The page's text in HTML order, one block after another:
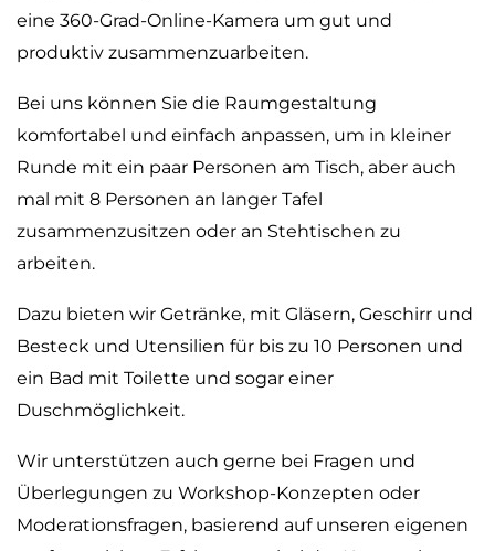
eine 360-Grad-Online-Kamera um gut und
produktiv zusammenzuarbeiten.
Bei uns können Sie die Raumgestaltung
komfortabel und einfach anpassen, um in kleiner
Runde mit ein paar Personen am Tisch, aber auch
mal mit 8 Personen an langer Tafel
zusammenzusitzen oder an Stehtischen zu
arbeiten.
Dazu bieten wir Getränke, mit Gläsern, Geschirr und
Besteck und Utensilien für bis zu 10 Personen und
ein Bad mit Toilette und sogar einer
Duschmöglichkeit.
Wir unterstützen auch gerne bei Fragen und
Überlegungen zu Workshop-Konzepten oder
Moderationsfragen, basierend auf unseren eigenen